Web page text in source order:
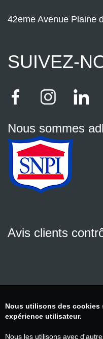
42eme Avenue Plaine
SUIVEZ-
Nous sommes
Avis clients
Nous utilisons des cookies
expérience utilisateur.
Nous les utilisons avec